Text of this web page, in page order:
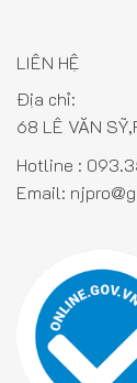
LIÊN HỆ
Địa chỉ:
68 LÊ VĂN
Hotline :
Email: